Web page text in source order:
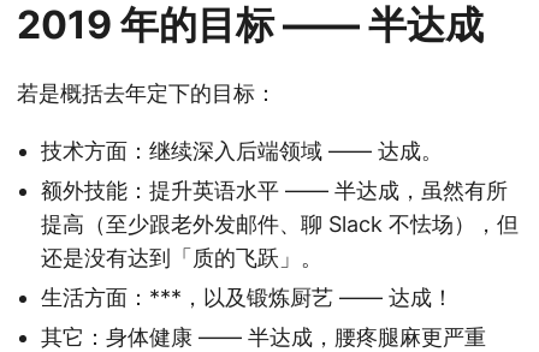
2019 年的目标 —— 半达成
若是概括去年定下的目标：
技术方面：继续深入后端领域 —— 达成。
额外技能：提升英语水平 —— 半达成，虽然有所
提高（至少跟老外发邮件、聊 Slack 不怯场），但
还是没有达到「质的飞跃」。
生活方面：***，以及锻炼厨艺 —— 达成！
其它：身体健康 —— 半达成，腰疼腿麻更严重